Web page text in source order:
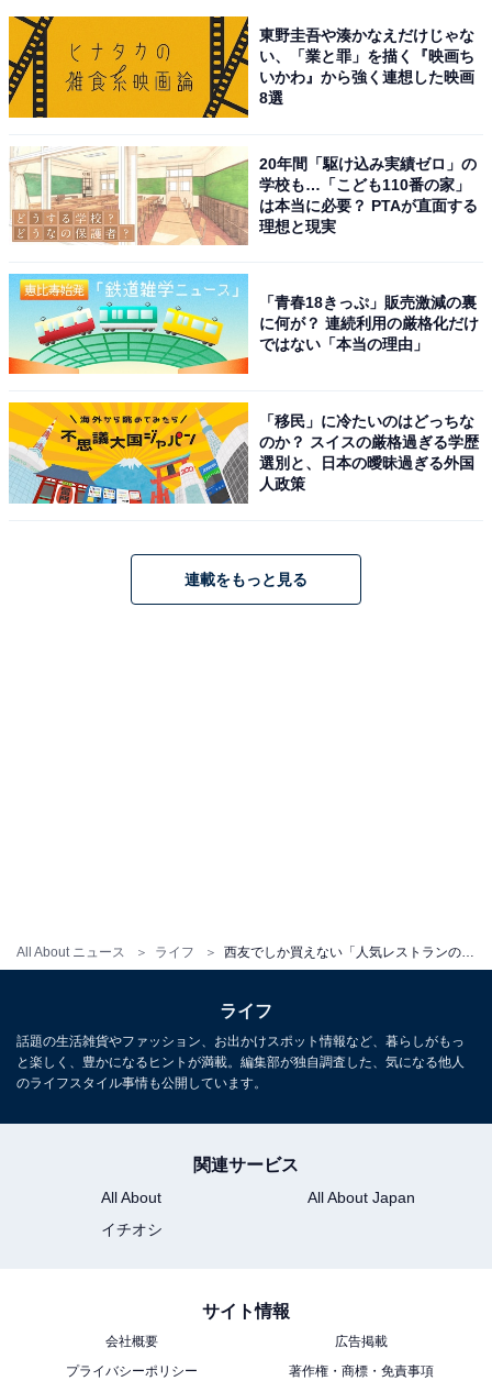
All About ニュース ライフ
西友で買えるトニーローマのプルドポークのお味
東野圭吾や湊かなえだけじゃな
い、「業と罪」を描く『映画ち
いかわ』から強く連想した映画
8選
20年間「駆け込み実績ゼロ」の
学校も…「こども110番の家」
は本当に必要？ PTAが直面する
理想と現実
「青春18きっぷ」販売激減の裏
に何が？ 連続利用の厳格化だけ
ではない「本当の理由」
「移民」に冷たいのはどっちな
のか？ スイスの厳格過ぎる学歴
選別と、日本の曖昧過ぎる外国
人政策
連載をもっと見る
ライフ
話題の生活雑貨やファッション、お出かけスポット情報など、暮らしがもっ
と楽しく、豊かになるヒントが満載。編集部が独自調査した、気になる他人
のライフスタイル事情も公開しています。
関連サービス
All About
All About Japan
イチオシ
サイト情報
会社概要
広告掲載
プライバシーポリシー
著作権・商標・免責事項